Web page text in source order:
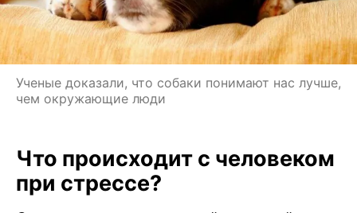
Ученые доказали, что собаки понимают нас лучше,
чем окружающие люди
Что происходит с человеком
при стрессе?